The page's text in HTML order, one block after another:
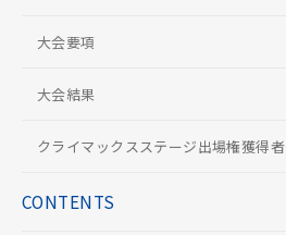
大会要項
大会結果
クライマックスステージ出場権獲得者
CONTENTS